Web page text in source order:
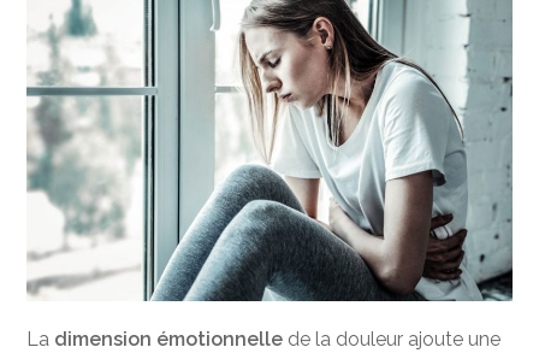
La dimension émotionnelle de la douleur ajoute une